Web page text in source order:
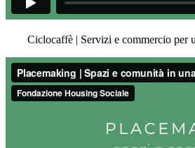
Ciclocaffè | Servizi e commercio per